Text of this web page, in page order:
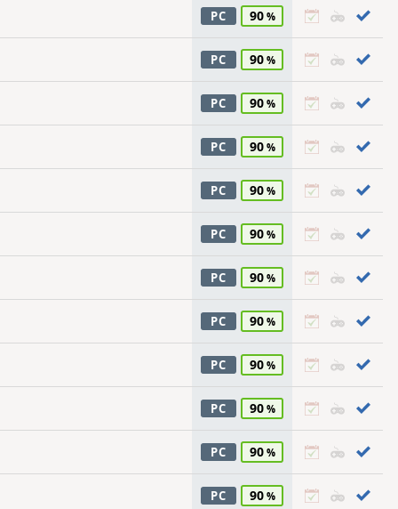
PC 90
PC 90
PC 90
PC 90
PC 90
PC 90
PC 90
PC 90
PC 90
PC 90
PC 90
PC 90